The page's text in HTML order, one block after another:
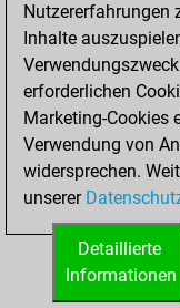
Bauer setzt
Erstickte
Türme auf
STARTSEITE
Nutzererfahrungen
Inhalte
erforderlichen
Marketing-Cookies
Verwendung von
widersprechen.
unserer
Detaillierte
Informationen